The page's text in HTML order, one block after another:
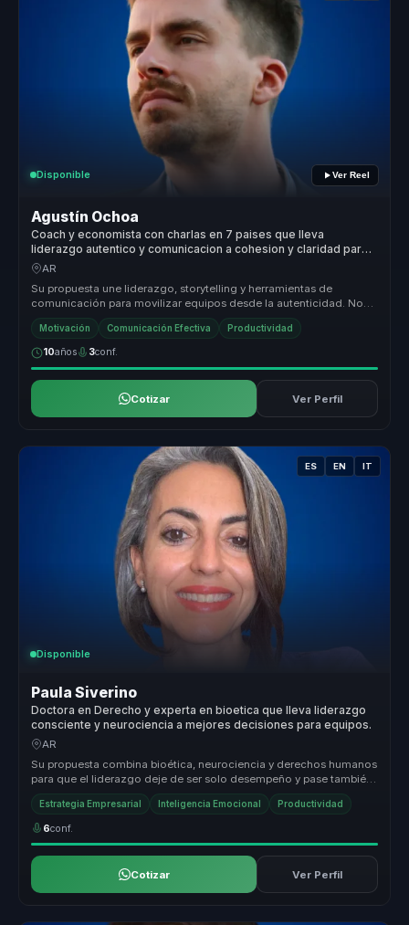
Disponible Ver Reel
Agustín Ochoa
Coach y economista con charlas en 7 paises que lleva
liderazgo autentico y comunicacion a cohesion y claridad para
equipos.
AR
Su propuesta une liderazgo, storytelling y herramientas de
comunicación para movilizar equipos desde la autenticidad. No
trabaja sobre po...
Motivación Comunicación Efectiva Productividad
10años 3conf.
Cotizar Ver Perfil
ES EN IT
Disponible
Paula Siverino
Doctora en Derecho y experta en bioetica que lleva liderazgo
consciente y neurociencia a mejores decisiones para equipos.
AR
Su propuesta combina bioética, neurociencia y derechos humanos
para que el liderazgo deje de ser solo desempeño y pase también
por respon...
Estrategia Empresarial Inteligencia Emocional Productividad
6conf.
Cotizar Ver Perfil